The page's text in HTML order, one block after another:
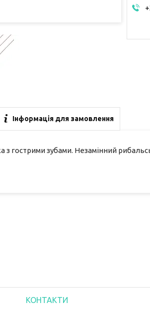
Інформація для замовлення
гострими зубами. Незамінний